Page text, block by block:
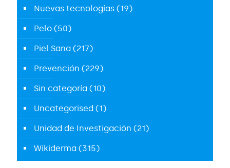
Nuevas tecnologías (19)
Pelo (50)
Piel Sana (217)
Prevención (229)
Sin categoría (10)
Uncategorised (1)
Unidad de Investigación (21)
Wikiderma (315)